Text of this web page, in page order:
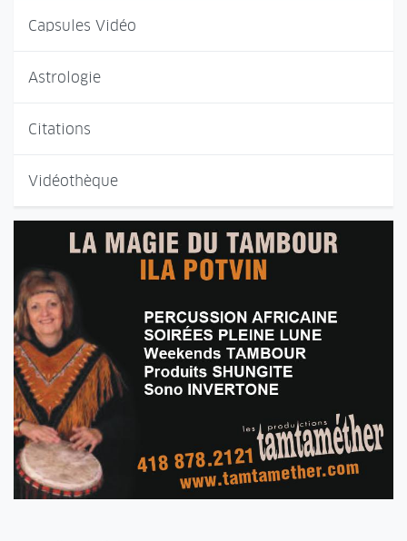
Capsules Vidéo
Astrologie
Citations
Vidéothèque
Accueil Articles